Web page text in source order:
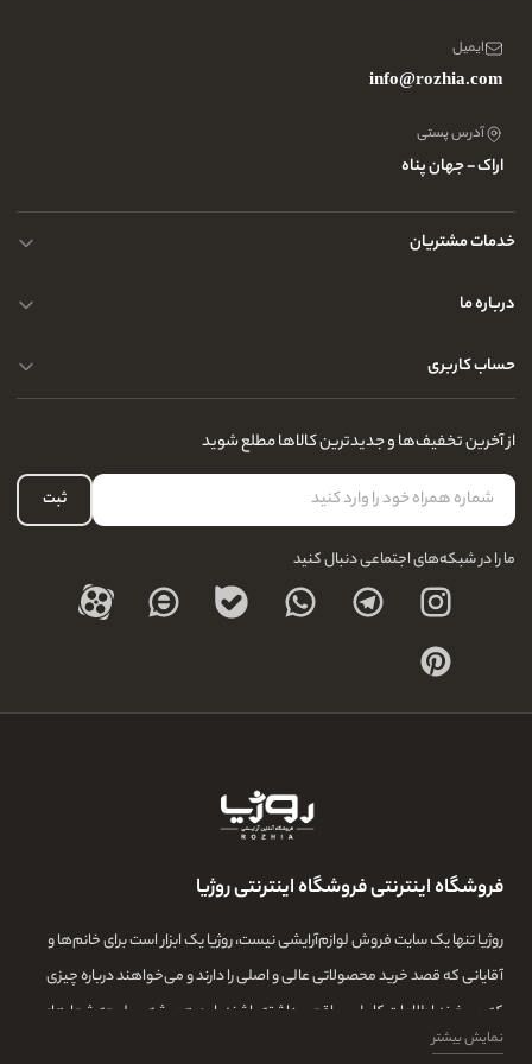
ایمیل
info@rozhia.com
آدرس پستی
اراک - جهان پناه
خدمات مشتریان
حریم خصوصی کاربران
تماس با ما
درباره ما
سوالات متداول
آدرس فروشگاه
نحوه ارسال کالا
نحوه بازگشت کالا
درباره ما
حساب کاربری
لیست علاقه‌مندی
حساب کاربری
از آخرین تخفیف‌ها و جدیدترین کالاها مطلع شوید
ثبت
ما را در شبکه‌های اجتماعی دنبال کنید
فروشگاه اینترنتی فروشگاه اینترنتی روژیا
روژیا تنها یک سایت فروش لوازم‌آرایشی نیست، روژیا یک ابزار است برای خانم‌ها و
آقایانی که قصد خرید محصولاتی عالی و اصلی را دارند و می‌خواهند درباره چیزی
که می‌خرند اطلاعات کامل و واقعی داشته باشند. این همیشه سرلوحه شعارهای
روژیا بوده و ما در این مجموعه تمامی تلاشمان این است که مشتری‌هایمان بتوانند
نمایش بیشتر